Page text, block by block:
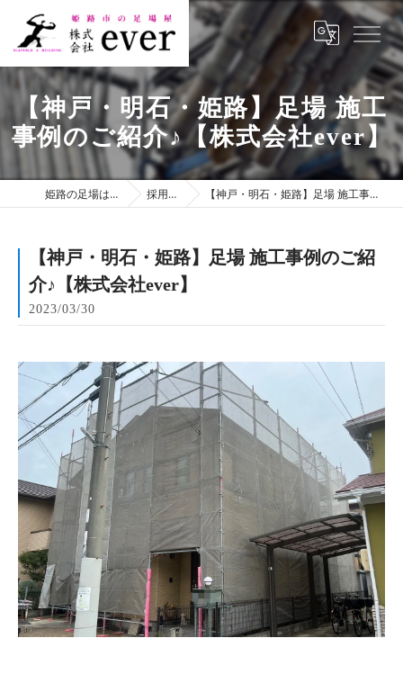
【神戸・明石・姫路】足場 施工
事例のご紹介♪【株式会社ever】
姫路の足場は株式会社ever 採用ブログ 【神戸・明石・姫路】足場 施工事例のご紹介♪【株式会社ever】
【神戸・明石・姫路】足場 施工事例のご紹
介♪【株式会社ever】
2023/03/30